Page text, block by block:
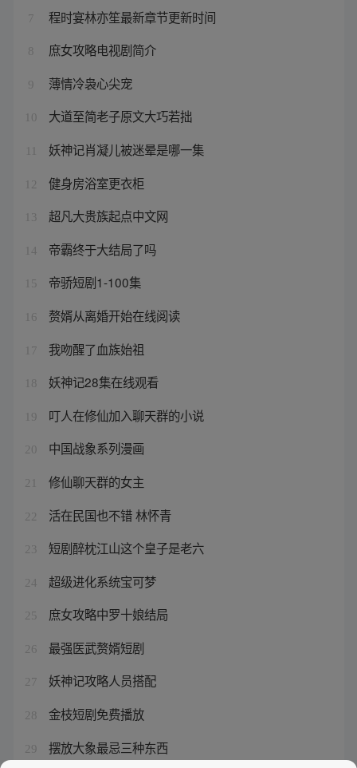
7 程时宴林亦笙最新章节更新时间
8 庶女攻略电视剧简介
9 薄情冷袅心尖宠
10 大道至简老子原文大巧若拙
妖神记肖凝儿被迷晕是哪一集
12 健身房浴室更衣柜
13 超凡大贵族起点中文网
14 帝霸终于大结局了吗
15 帝骄短剧1-100集
16 赘婿从离婚开始在线阅读
17 我吻醒了血族始祖
18 妖神记28集在线观看
19 叮人在修仙加入聊天群的小说
20 中国战象系列漫画
21 修仙聊天群的女主
22 活在民国也不错 林怀青
23 短剧醉枕江山这个皇子是老六
24 超级进化系统宝可梦
25 庶女攻略中罗十娘结局
26 最强医武赘婿短剧
27 妖神记攻略人员搭配
28 金枝短剧免费播放
29 摆放大象最忌三种东西